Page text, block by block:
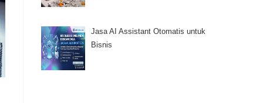
Jasa AI Assistant Otomatis untuk
Bisnis